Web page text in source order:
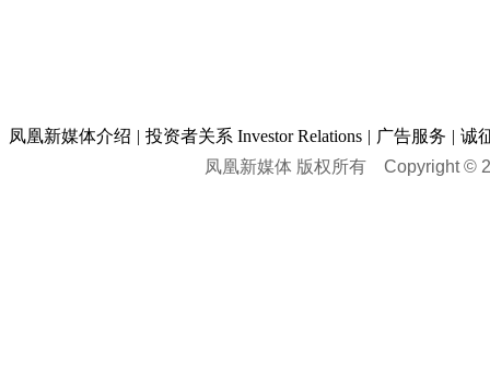
凤凰新媒体介绍 | 投资者关系 Investor Relations | 广告服务 | 诚
凤凰新媒体 版权所有 Copyright ©